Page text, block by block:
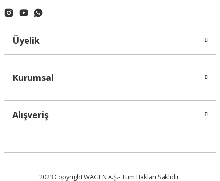
Üyelik
Kurumsal
Alışveriş
2023 Copyright WAGEN A.Ş.- Tüm Hakları Saklıdır.